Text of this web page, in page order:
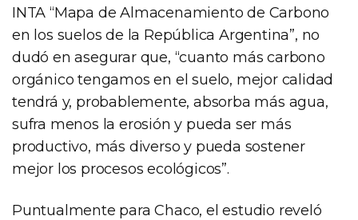
INTA “Mapa de Almacenamiento de Carbono
en los suelos de la República Argentina”, no
dudó en asegurar que, “cuanto más carbono
orgánico tengamos en el suelo, mejor calidad
tendrá y, probablemente, absorba más agua,
sufra menos la erosión y pueda ser más
productivo, más diverso y pueda sostener
mejor los procesos ecológicos”.
Puntualmente para Chaco, el estudio reveló